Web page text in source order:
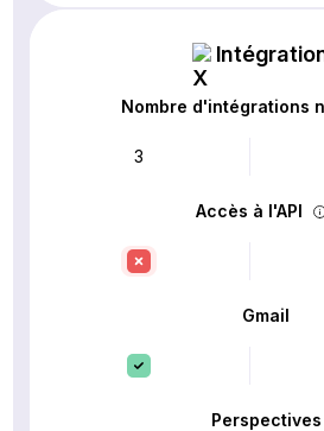
Nombre d'intégrations
3
Accès à l'API
Gmail
Perspectives